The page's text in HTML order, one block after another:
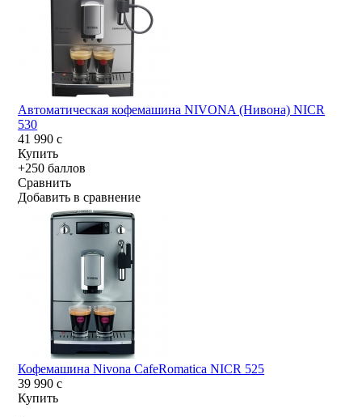
Автоматическая кофемашина NIVONA (Нивона) NICR
530
41 990c
Купить
+250 баллов
Сравнить
Добавить в сравнение
Кофемашина Nivona CafeRomatica NICR 525
39 990c
Купить